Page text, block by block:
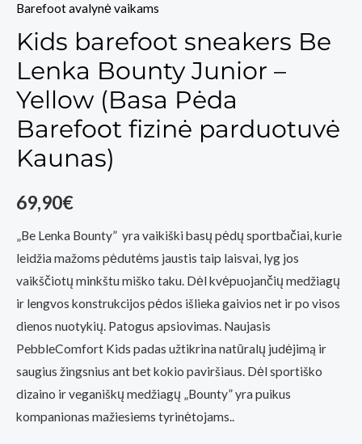
Barefoot avalynė vaikams
Kids barefoot sneakers Be
Lenka Bounty Junior –
Yellow (Basa Pėda
Barefoot fizinė parduotuvė
Kaunas)
69,90€
„Be Lenka Bounty” yra vaikiški basų pėdų sportbačiai, kurie
leidžia mažoms pėdutėms jaustis taip laisvai, lyg jos
vaikščiotų minkštu miško taku. Dėl kvėpuojančių medžiagų
ir lengvos konstrukcijos pėdos išlieka gaivios net ir po visos
dienos nuotykių. Patogus apsiovimas. Naujasis
PebbleComfort Kids padas užtikrina natūralų judėjimą ir
saugius žingsnius ant bet kokio paviršiaus. Dėl sportiško
dizaino ir veganiškų medžiagų „Bounty” yra puikus
kompanionas mažiesiems tyrinėtojams..